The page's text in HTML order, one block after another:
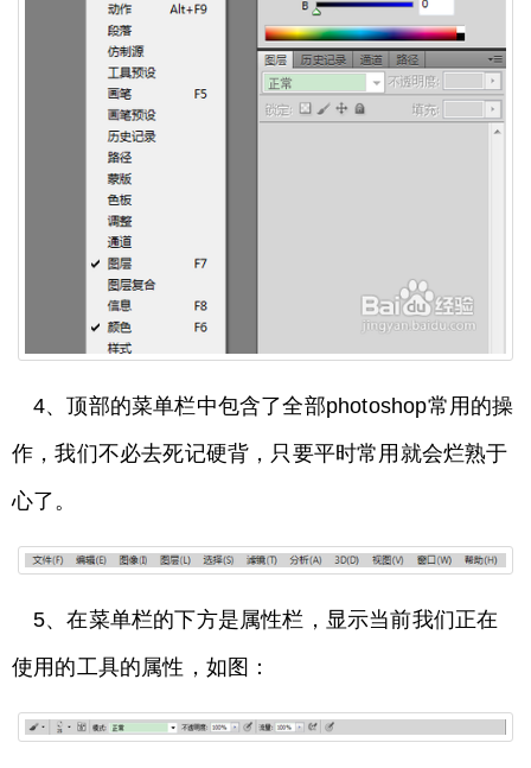
4、顶部的菜单栏中包含了全部photoshop常用的操
作，我们不必去死记硬背，只要平时常用就会烂熟于
心了。
5、在菜单栏的下方是属性栏，显示当前我们正在
使用的工具的属性，如图：